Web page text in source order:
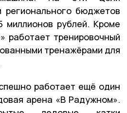
регионального бюджетов
миллионов рублей. Кроме
работает тренировочный
тренажёрами для
работает ещё один
арена «В Радужном».